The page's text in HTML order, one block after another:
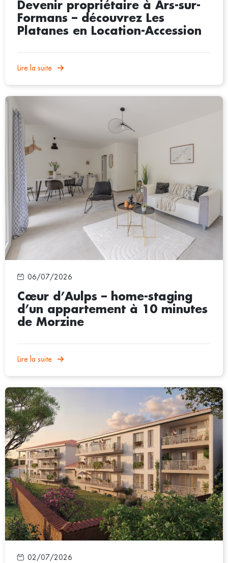
Devenir propriétaire à Ars-sur-
Formans – découvrez Les
Platanes en Location-Accession
Lire la suite
06/07/2026
Cœur d’Aulps – home-staging
d’un appartement à 10 minutes
de Morzine
Lire la suite
02/07/2026